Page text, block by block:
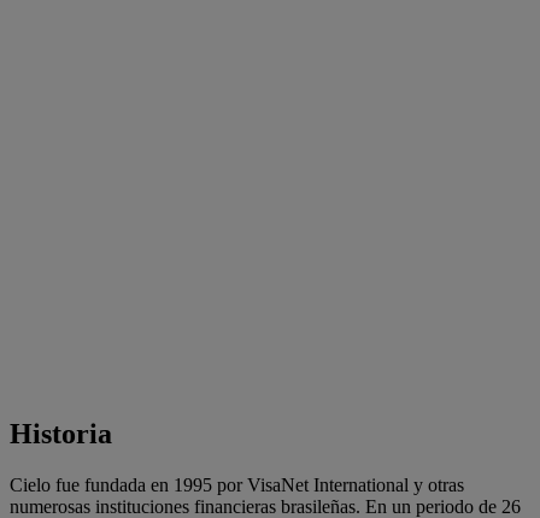
Historia
Cielo fue fundada en 1995 por VisaNet International y otras
numerosas instituciones financieras brasileñas. En un periodo de 26